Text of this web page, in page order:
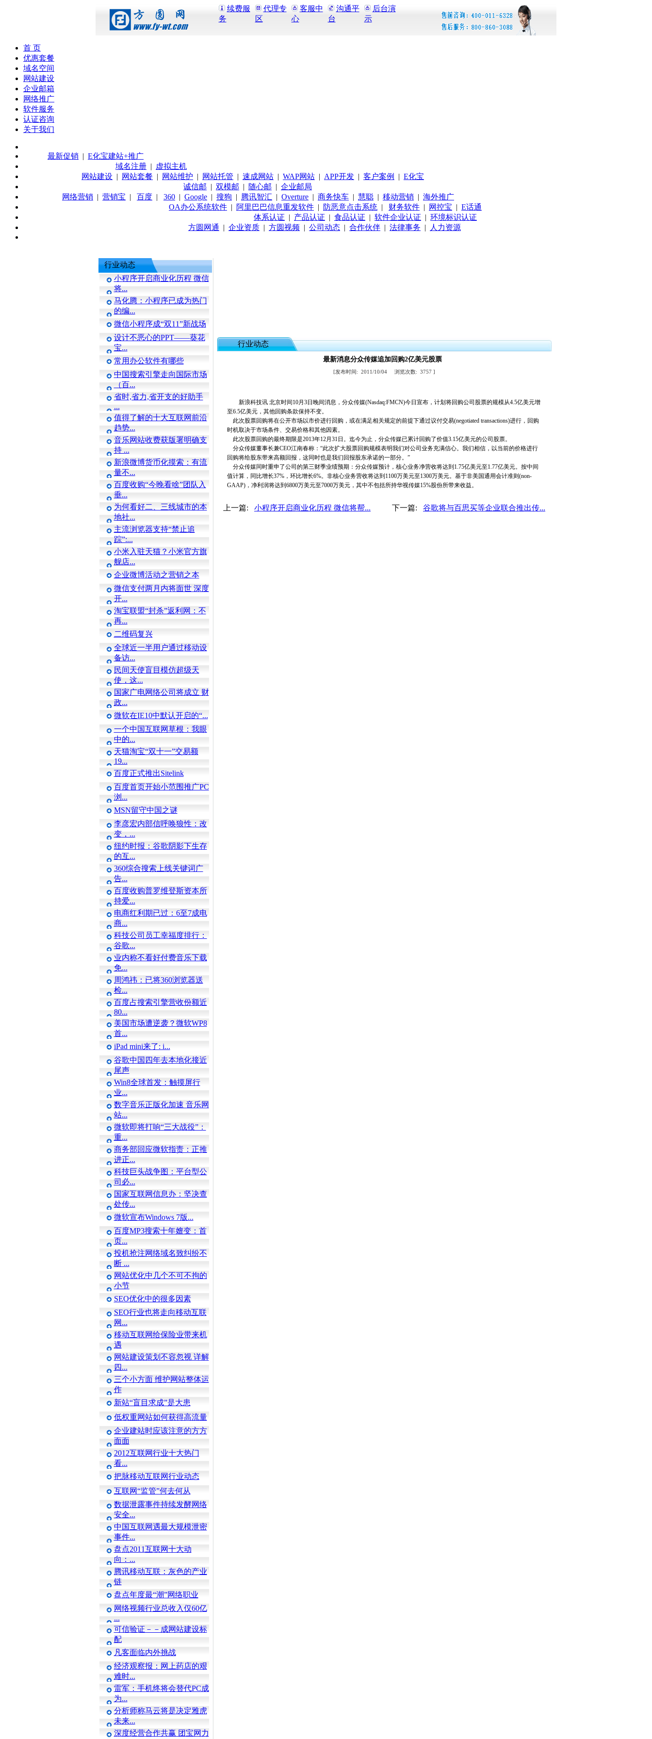
续费服
务
代理专
区
客服中
心
沟通平
台
后台演
示
首 页
优惠套餐
域名空间
网站建设
企业邮箱
网络推广
软件服务
认证咨询
关于我们
最新促销 | E化宝建站+推广
域名注册 |
虚拟主机
网站建设 | 网站套餐 | 网站维护 | 网站托管 | 速成网站 | WAP网站 | APP开发 | 客户案例 | E化宝
诚信邮 | 双模邮 | 随心邮 | 企业邮局
网络营销 | 营销宝 | 百度 | 360 | Google | 搜狗 | 腾讯智汇 | Overture | 商务快车 | 慧聪 | 移动营销 | 海外推广
OA办公系统软件 | 阿里巴巴信息重发软件 | 防恶意点击系统 | 财务软件 | 网控宝 | E话通
体系认证 | 产品认证 | 食品认证 | 软件企业认证 | 环境标识认证
方圆网通
| 企业资质 | 方圆视频 | 公司动态 | 合作伙伴 | 法律事务 | 人力资源
行业动态
小程序开启商业化历程 微信
将...
马化腾：小程序已成为热门
的编...
微信小程序成“双11”新战场
设计不恶心的PPT——葵花
宝...
常用办公软件有哪些
中国搜索引擎走向国际市场
（百...
省时,省力,省开支的好助手
...
值得了解的十大互联网前沿
趋势...
音乐网站收费获版署明确支
持 ...
新浪微博货币化摸索：有流
量不...
百度收购“今晚看啥”团队入
垂...
为何看好二、三线城市的本
地社...
主流浏览器支持“禁止追
踪”:...
小米入驻天猫？小米官方旗
舰店...
企业微博活动之营销之本
微信支付两月内将面世 深度
开...
淘宝联盟“封杀”返利网：不
再...
二维码复兴
全球近一半用户通过移动设
备访...
民间天使盲目模仿超级天
使，这...
国家广电网络公司将成立 财
政...
微软在IE10中默认开启的“...
一个中国互联网草根：我眼
中的...
天猫淘宝“双十一”交易额
19...
百度正式推出Sitelink
百度首页开始小范围推广PC
浏...
MSN留守中国之谜
李彦宏内部信呼唤狼性：改
变，...
纽约时报：谷歌阴影下生存
的互...
360综合搜索上线关键词广
告...
百度收购普罗维登斯资本所
持爱...
电商红利期已过：6至7成电
商...
科技公司员工幸福度排行：
谷歌...
业内称不看好付费音乐下载
免...
周鸿祎：已将360浏览器送
检...
百度占搜索引擎营收份额近
80...
美国市场遭逆袭？微软WP8
首...
iPad mini来了: i...
谷歌中国四年去本地化接近
尾声
Win8全球首发：触摸屏行
业...
数字音乐正版化加速 音乐网
站...
微软即将打响“三大战役”：
重...
商务部回应微软指责：正推
进正...
科技巨头战争图：平台型公
司必...
国家互联网信息办：坚决查
处传...
微软宣布Windows 7版...
百度MP3搜索十年嬗变：首
页...
投机抢注网络域名致纠纷不
断 ...
网站优化中几个不可不拘的
小节
SEO优化中的很多因素
SEO行业也将走向移动互联
网...
移动互联网给保险业带来机
遇
网站建设策划不容忽视 详解
四...
三个小方面 维护网站整体运
作
新站“盲目求成”是大患
低权重网站如何获得高流量
企业建站时应该注意的方方
面面
2012互联网行业十大热门
看...
把脉移动互联网行业动态
互联网“监管”何去何从
数据泄露事件持续发酵网络
安全...
中国互联网遇最大规模泄密
事件...
盘点2011互联网十大动
向：...
腾讯移动互联：灰色的产业
链
盘点年度最“潮”网络职业
网络视频行业总收入仅60亿
...
可信验证－－成网站建设标
配
凡客面临内外挑战
经济观察报：网上药店的艰
难时...
雷军：手机终将会替代PC成
为...
分析师称马云将是决定雅虎
未来...
深度经营合作共赢 团宝网力
行业动态
最新消息分众传媒追加回购2亿美元股票
[发布时间: 2011/10/04 浏览次数: 3757 ]
新浪科技讯 北京时间10月3日晚间消息，分众传媒(Nasdaq:FMCN)今日宣布，计划将回购公司股票的规模从4.5亿美元增
至6.5亿美元，其他回购条款保持不变。
此次股票回购将在公开市场以市价进行回购，或在满足相关规定的前提下通过议付交易(negotiated transactions)进行，回购
时机取决于市场条件、交易价格和其他因素。
此次股票回购的最终期限是2013年12月31日。迄今为止，分众传媒已累计回购了价值3.15亿美元的公司股票。
分众传媒董事长兼CEO江南春称：“此次扩大股票回购规模表明我们对公司业务充满信心。我们相信，以当前的价格进行
回购将给股东带来高额回报，这同时也是我们回报股东承诺的一部分。”
分众传媒同时重申了公司的第三财季业绩预期：分众传媒预计，核心业务净营收将达到1.75亿美元至1.77亿美元。按中间
值计算，同比增长37%，环比增长6%。非核心业务营收将达到1100万美元至1300万美元。基于非美国通用会计准则(non-
GAAP)，净利润将达到6800万美元至7000万美元，其中不包括所持华视传媒15%股份所带来收益。
上一篇: 小程序开启商业化历程 微信将帮... 下一篇: 谷歌将与百思买等企业联合推出传...